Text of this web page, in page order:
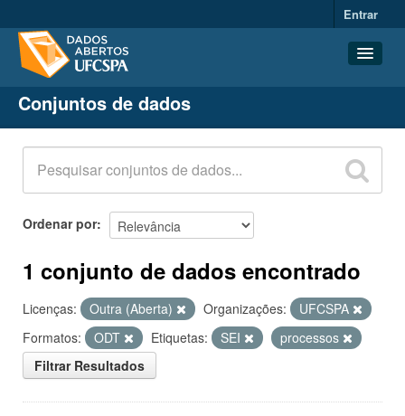
Entrar
Conjuntos de dados
Organizações
Grupos
Sobre
Conjuntos de dados
Ordenar por
1 conjunto de dados encontrado
Licenças: Outra (Aberta) Organizações:
UFCSPA
Formatos:
ODT Etiquetas: SEI
processos
Filtrar Resultados